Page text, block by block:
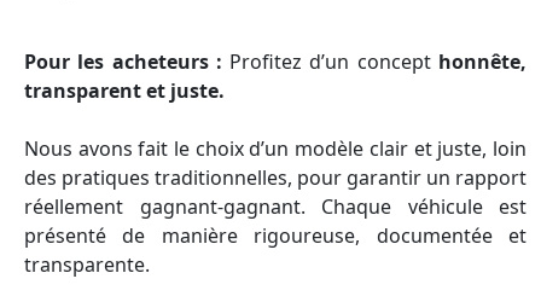
Pour les acheteurs : Profitez d’un concept honnête,
transparent et juste.
Nous avons fait le choix d’un modèle clair et juste, loin
des pratiques traditionnelles, pour garantir un rapport
réellement gagnant-gagnant. Chaque véhicule est
présenté de manière rigoureuse, documentée et
transparente.